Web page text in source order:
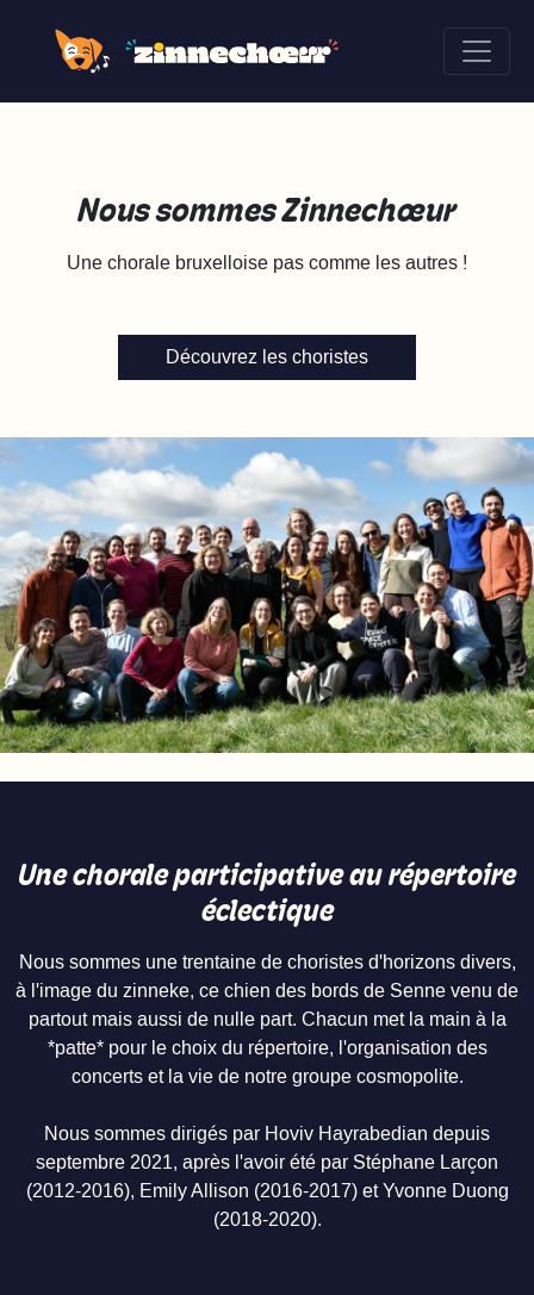
Nous sommes Zinnechœur
Une chorale bruxelloise pas comme les autres !
Découvrez les choristes
Une chorale participative au répertoire
éclectique
Nous sommes une trentaine de choristes d'horizons divers,
à l'image du zinneke, ce chien des bords de Senne venu de
partout mais aussi de nulle part. Chacun met la main à la
*patte* pour le choix du répertoire, l'organisation des
concerts et la vie de notre groupe cosmopolite.
Nous sommes dirigés par Hoviv Hayrabedian depuis
septembre 2021, après l'avoir été par Stéphane Larçon
(2012-2016), Emily Allison (2016-2017) et Yvonne Duong
(2018-2020).